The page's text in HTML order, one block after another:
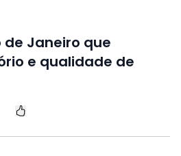
de Janeiro que
e qualidade de